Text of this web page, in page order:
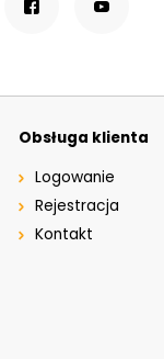
Obsługa klienta
Logowanie
Rejestracja
Kontakt